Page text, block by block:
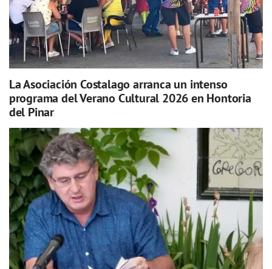
La Asociación Costalago arranca un intenso
programa del Verano Cultural 2026 en Hontoria
del Pinar